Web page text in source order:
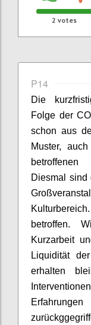
2 votes
P14
Die
Folge der
schon aus
Muster,
Diesmal sind
Kulturbereich.
betroffen.
Kurzarbeit
Liquidität
erhalten